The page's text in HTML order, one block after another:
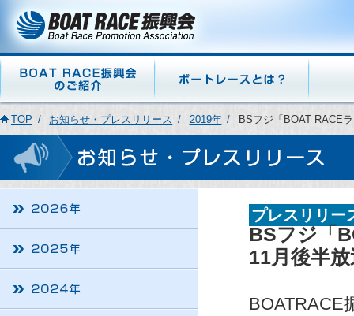
TOP お知らせ・プレスリリース 2019年 BSフジ「BOAT RACE
プレスリリー
BSフジ「
11月後半
BOATRACE